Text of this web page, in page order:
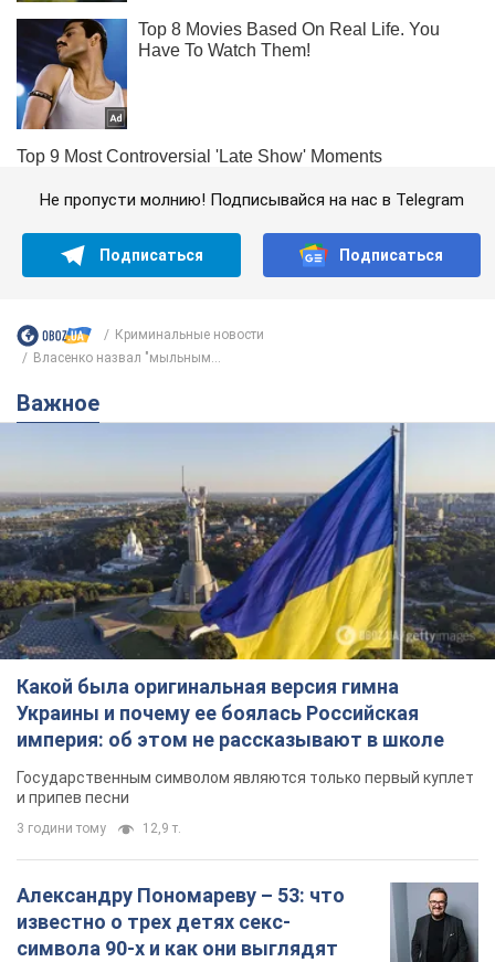
Не пропусти молнию! Подписывайся на нас в Telegram
Подписаться Подписаться
Криминальные новости
Власенко назвал "мыльным...
Важное
Какой была оригинальная версия гимна
Украины и почему ее боялась Российская
империя: об этом не рассказывают в школе
Государственным символом являются только первый куплет
и припев песни
3 години тому 12,9 т.
Александру Пономареву – 53: что
известно о трех детях секс-
символа 90-х и как они выглядят